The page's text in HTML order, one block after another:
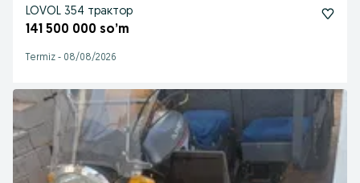
LOVOL 354 трактор
141 500 000 so’m
Termiz - 08/08/2026